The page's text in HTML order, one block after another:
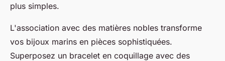
plus simples.
L'association avec des matières nobles transforme
vos bijoux marins en pièces sophistiquées.
Superposez un bracelet en coquillage avec des